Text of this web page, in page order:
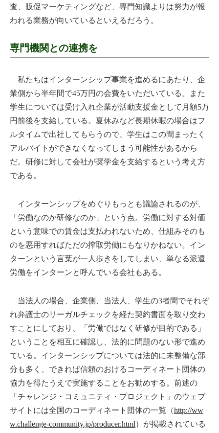
査、販促マーケティングなど、専門知識よりは努力が報
われる業務が向いているといえるだろう。
専門機関との連携を
私たちはインターンシップ事業を進めるにあたり、企
業側から半年間で45万円の会費をいただいている。また
学生については受け入れ企業が活動支援金として月額5万
円前後を支給している。夏休みなど長期休暇の場合はフ
ルタイムで出社してもらうので、学生はこの間まったく
アルバイトができなくなってしまう可能性があるから
だ。研修に対して会社が奨学金を支給するという考え方
である。
インターンシップをめぐりもっとも議論されるのが、
「労働なのか研修なのか」という点。労働に対する対価
という意味での賃金は支払われないため、仕組みそのも
のを悪用すればただの搾取労働にもなりかねない。イン
ターンという言葉が一人歩きをしてしまい、単なる派遣
労働をインターンと呼んでいる会社もある。
当法人の場合、企業側、当法人、学生の3者間でそれぞ
れ弁護士のリーガルチェックを経た契約書面を取り交わ
すことにしており、「労働ではなく研修が目的である」
ということを相互に確認し、法的に問題のない形で進め
ている。インターンシップについては法的に未整備な部
分も多く、できれば信頼のおけるコーディネート団体の
協力を得たうえで実施することをお勧めする。前述の
「チャレンジ・コミュニティ・プロジェクト」のウェブ
サイトには全国のコーディネート団体の一覧（http://ww
w.challenge-community.jp/producer.html）が掲載されている